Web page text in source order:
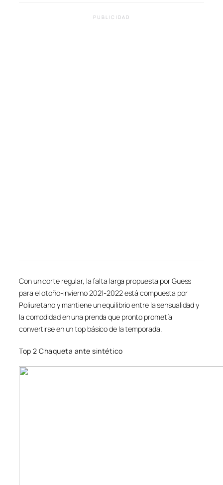
PUBLICIDAD
Con un corte regular, la falta larga propuesta por Guess
para el otoño-invierno 2021-2022 está compuesta por
Poliuretano y mantiene un equilibrio entre la sensualidad y
la comodidad en una prenda que pronto prometía
convertirse en un top básico de la temporada.
Top 2 Chaqueta ante sintético